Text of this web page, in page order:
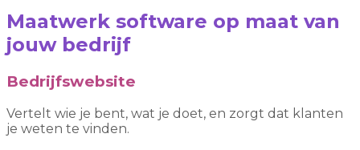
Maatwerk software op maat van
jouw bedrijf
Bedrijfswebsite
Vertelt wie je bent, wat je doet, en zorgt dat klanten
je weten te vinden.